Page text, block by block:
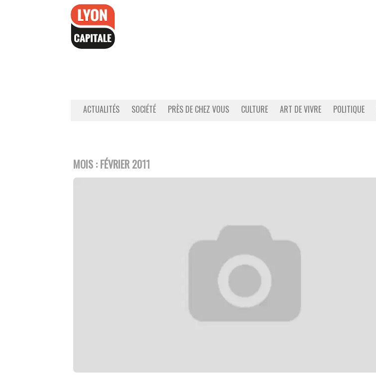
ACTUALITÉS SOCIÉTÉ PRÈS DE CHEZ VOUS CULTURE ART DE VIVRE POLITIQUE
MOIS : FÉVRIER 2011